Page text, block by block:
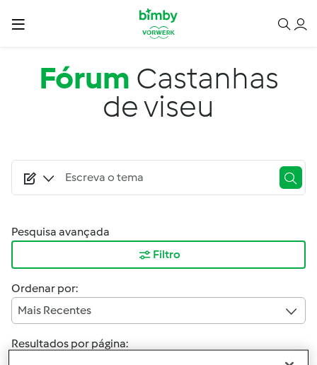
Passar para o conteúdo principal
Fórum Castanhas
de viseu
Pesquisa avançada
Filtro
Ordenar por:
Mais Recentes
Resultados por página: